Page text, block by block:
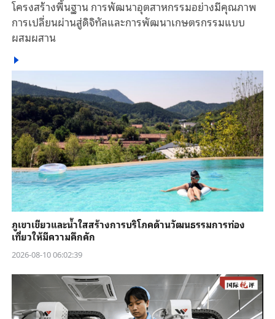
โครงสร้างพื้นฐาน การพัฒนาอุตสาหกรรมอย่างมีคุณภาพ
การเปลี่ยนผ่านสู่ดิจิทัลและการพัฒนาเกษตรกรรมแบบ
ผสมผสาน
ภูเขาเขียวและน้ำใสสร้างการบริโภคด้านวัฒนธรรมการท่อง
เที่ยวให้มีความคึกคัก
2026-08-10 06:02:39